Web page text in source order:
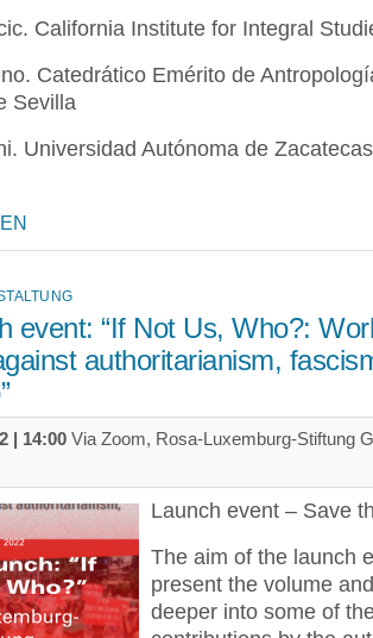
California Institute for Integral
Catedrático Emérito de
Sevilla
Universidad Autónoma de
event: “If Not Us, Who?:
authoritarianism,
| 14:00 Via Zoom, Rosa-Luxemburg-Stiftung
Launch event – Save
The aim of the launch
present the volume
deeper into some of